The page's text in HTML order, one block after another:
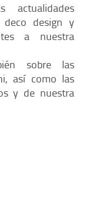
actualidades
deco design y
a nuestra
sobre las
así como las
y de nuestra